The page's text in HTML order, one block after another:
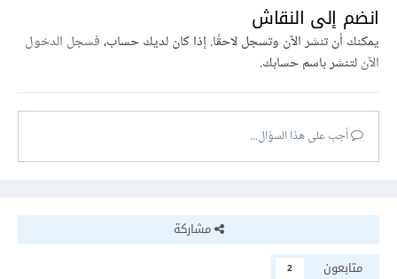
انضم إلى النقاش
يمكنك أن تنشر الآن وتسجل لاحقًا. إذا كان لديك حساب،فسجل الدخول
الآنلتنشر باسم حسابك.
أجب على هذا السؤال...
مشاركة
متابعون
2